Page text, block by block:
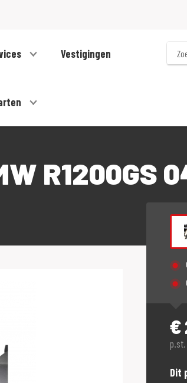
Vestigingen
Zoeken
R1200GS
€
Dit